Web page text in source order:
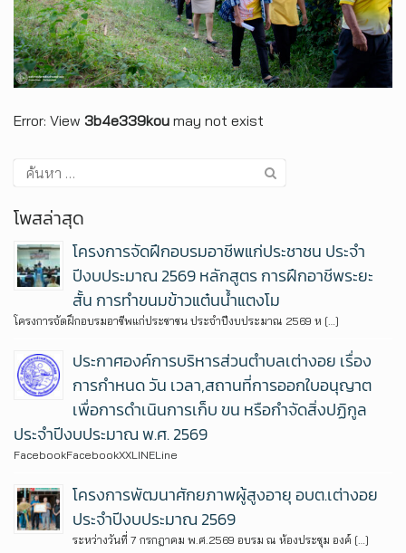
Error: View 3b4e339kou may not exist
โพสล่าสุด
โครงการจัดฝึกอบรมอาชีพแก่ประชาชน ประจำ
ปีงบประมาณ 2569 หลักสูตร การฝึกอาชีพระยะ
สั้น การทำขนมข้าวแต๋นน้ำแตงโม
โครงการจัดฝึกอบรมอาชีพแก่ประชาชน ประจำปีงบประมาณ 2569 ห […]
ประกาศองค์การบริหารส่วนตำบลเต่างอย เรื่อง
การกำหนด วัน เวลา,สถานที่การออกใบอนุญาต
เพื่อการดำเนินการเก็บ ขน หรือกำจัดสิ่งปฏิกูล
ประจำปีงบประมาณ พ.ศ. 2569
FacebookFacebookXXLINELine
โครงการพัฒนาศักยภาพผู้สูงอายุ อบต.เต่างอย
ประจำปีงบประมาณ 2569
ระหว่างวันที่ 7 กรกฎาคม พ.ศ.2569 อบรม ณ ห้องประชุม องค์ […]